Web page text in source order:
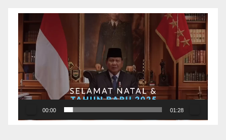
Pemutar
Video
00:00 01:28